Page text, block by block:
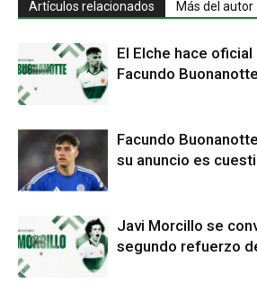
Artículos relacionados Más del autor
El Elche hace
Facundo Buonanotte
Facundo
su anuncio es
Javi Morcillo se
segundo refuerzo